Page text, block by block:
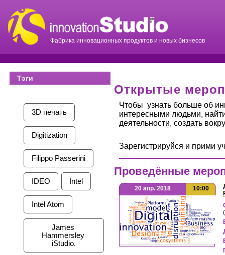
Фабрика инновационных продуктов и новых бизнесов
Тэги
3D печать
Digitization
Filippo Passerini
IDEO Intel
Intel Atom
James
Hammersley
iStudio.
Открытые
Чтобы узнать больше об
интересными людьми,
деятельности, создать
Зарегистрируйся и прими
Проведённые
20 апр. 2018 10:00